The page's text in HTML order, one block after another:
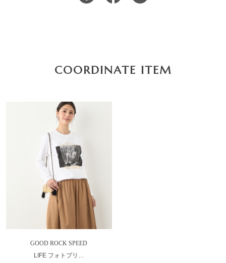
COORDINATE ITEM
GOOD ROCK SPEED
LIFE フォトプリ…